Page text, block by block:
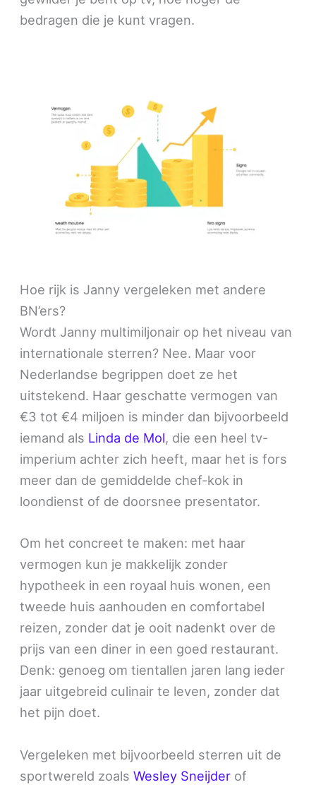
bedragen die je kunt vragen.
Hoe rijk is Janny vergeleken met andere
BN’ers?
Wordt Janny multimiljonair op het niveau van
internationale sterren? Nee. Maar voor
Nederlandse begrippen doet ze het
uitstekend. Haar geschatte vermogen van
€3 tot €4 miljoen is minder dan bijvoorbeeld
iemand als Linda de Mol, die een heel tv-
imperium achter zich heeft, maar het is fors
meer dan de gemiddelde chef-kok in
loondienst of de doorsnee presentator.
Om het concreet te maken: met haar
vermogen kun je makkelijk zonder
hypotheek in een royaal huis wonen, een
tweede huis aanhouden en comfortabel
reizen, zonder dat je ooit nadenkt over de
prijs van een diner in een goed restaurant.
Denk: genoeg om tientallen jaren lang ieder
jaar uitgebreid culinair te leven, zonder dat
het pijn doet.
Vergeleken met bijvoorbeeld sterren uit de
sportwereld zoalsWesley Sneijder of